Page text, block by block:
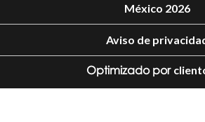
México 2026
Aviso de
Optimizado por